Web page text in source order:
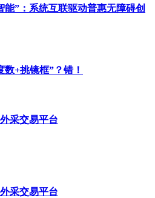
能”：系统互联驱动普惠无障碍创
+挑镜框”？错！
采交易平台
采交易平台